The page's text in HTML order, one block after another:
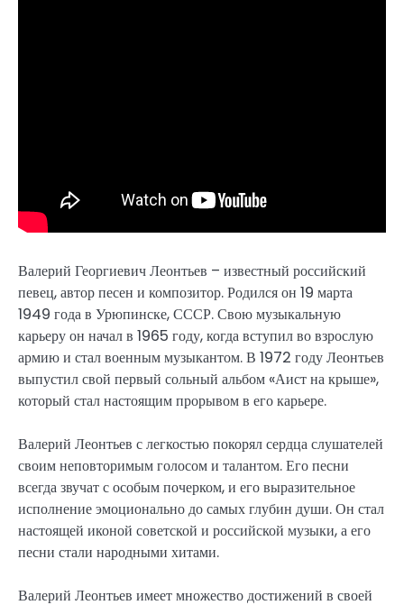
Валерий Георгиевич Леонтьев – известный российский
певец, автор песен и композитор. Родился он 19 марта
1949 года в Урюпинске, СССР. Свою музыкальную
карьеру он начал в 1965 году, когда вступил во взрослую
армию и стал военным музыкантом. В 1972 году Леонтьев
выпустил свой первый сольный альбом «Аист на крыше»,
который стал настоящим прорывом в его карьере.
Валерий Леонтьев с легкостью покорял сердца слушателей
своим неповторимым голосом и талантом. Его песни
всегда звучат с особым почерком, и его выразительное
исполнение эмоционально до самых глубин души. Он стал
настоящей иконой советской и российской музыки, а его
песни стали народными хитами.
Валерий Леонтьев имеет множество достижений в своей